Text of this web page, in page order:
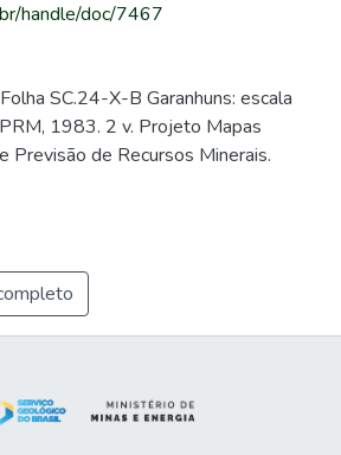
handle/doc/7467
SC.24-X-B Garanhuns: escala
1983. 2 v. Projeto Mapas
Previsão de Recursos Minerais.